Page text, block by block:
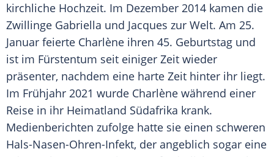
kirchliche Hochzeit. Im Dezember 2014 kamen die
Zwillinge Gabriella und Jacques zur Welt. Am 25.
Januar feierte Charlène ihren 45. Geburtstag und
ist im Fürstentum seit einiger Zeit wieder
präsenter, nachdem eine harte Zeit hinter ihr liegt.
Im Frühjahr 2021 wurde Charlène während einer
Reise in ihr Heimatland Südafrika krank.
Medienberichten zufolge hatte sie einen schweren
Hals-Nasen-Ohren-Infekt, der angeblich sogar eine